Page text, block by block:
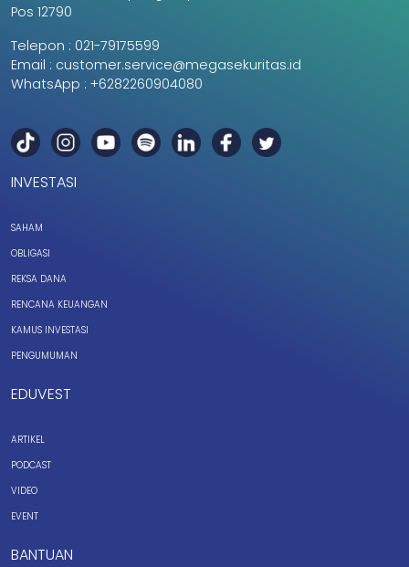
Pos 12790
Telepon : 021-79175599
Email : customer.service@megasekuritas.id
WhatsApp : +6282260904080
INVESTASI
SAHAM
OBLIGASI
REKSA DANA
RENCANA KEUANGAN
KAMUS INVESTASI
PENGUMUMAN
EDUVEST
ARTIKEL
PODCAST
VIDEO
EVENT
BANTUAN